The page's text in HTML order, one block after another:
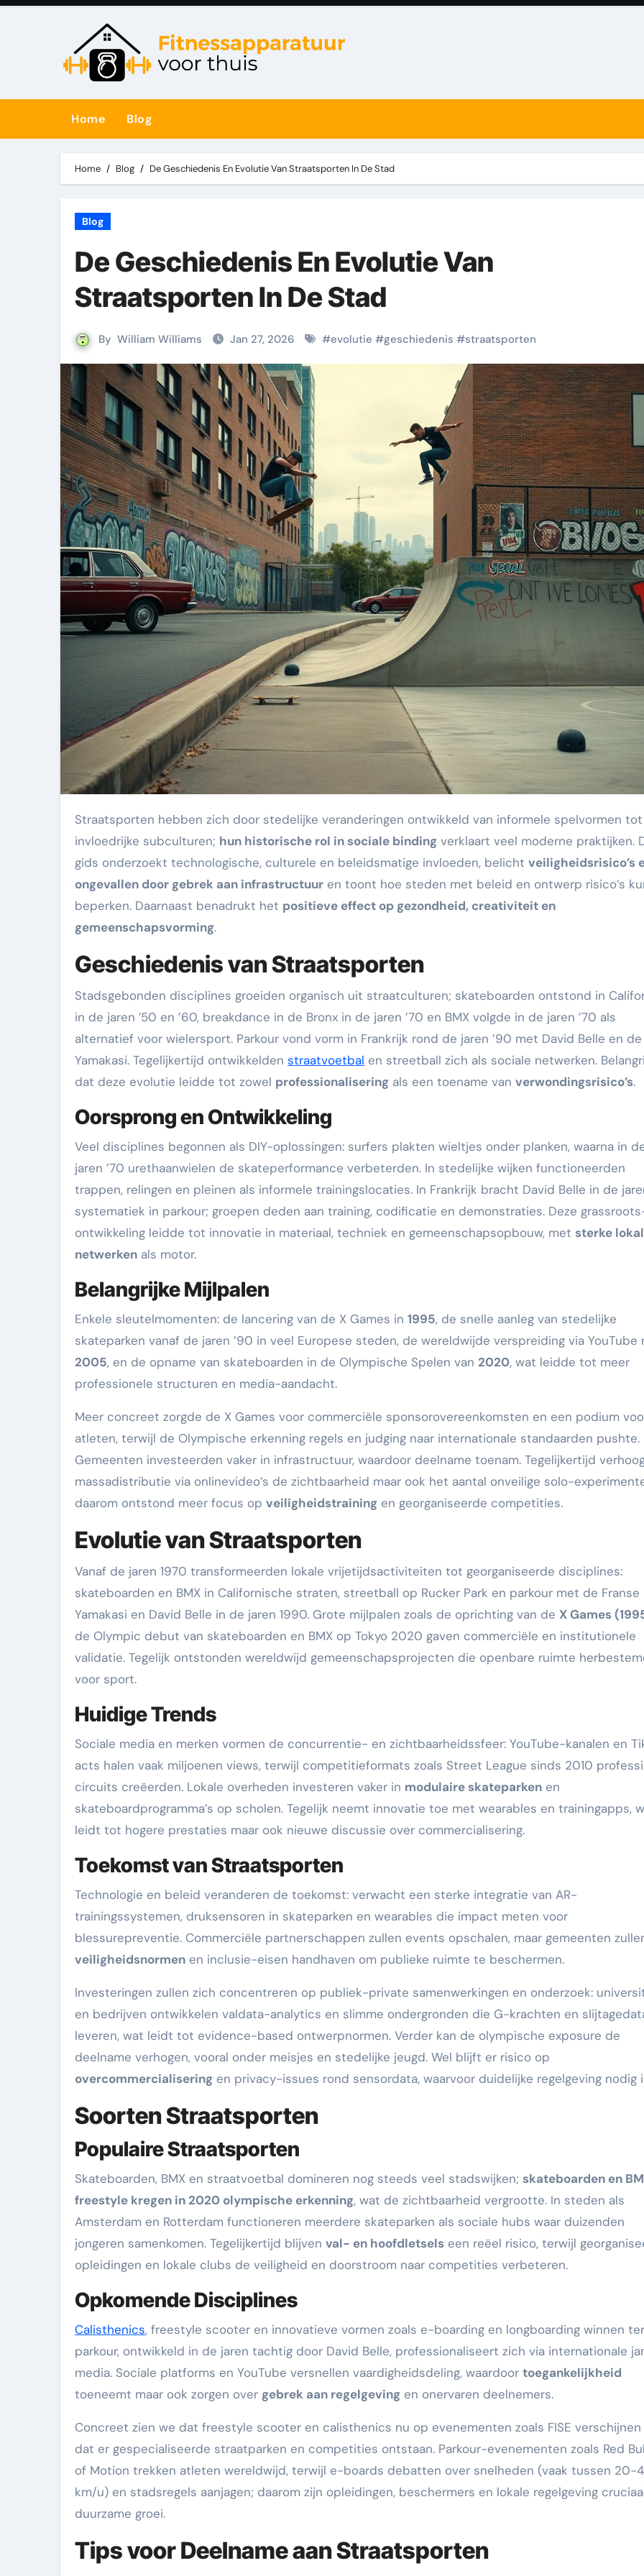
Skip
Home Blog
Home Blog De Geschiedenis En Evolutie VanStraatsporten In De Stad
Blog
De Geschiedenis En Evolutie Van
Straatsporten In De Stad
By William Williams Jan 27, 2026 #evolutie #geschiedenis #straatsporten
Straatsporten hebben zich door stedelijke veranderingen ontwikkeld van informele spelvormen tot
invloedrijke subculturen; hun historische rol in sociale binding verklaart veel moderne praktijken.
gids onderzoekt technologische, culturele en beleidsmatige invloeden, belicht veiligheidsrisico’s
ongevallen door gebrek aan infrastructuur en toont hoe steden met beleid en ontwerp risico’s
beperken. Daarnaast benadrukt het positieve effect op gezondheid, creativiteit en
gemeenschapsvorming.
Geschiedenis van Straatsporten
Stadsgebonden disciplines groeiden organisch uit straatculturen; skateboarden ontstond in
in de jaren ’50 en ’60, breakdance in de Bronx in de jaren ’70 en BMX volgde in de jaren ’70 als
alternatief voor wielersport. Parkour vond vorm in Frankrijk rond de jaren ’90 met David Belle en de
Yamakasi. Tegelijkertijd ontwikkelden straatvoetbal en streetball zich als sociale netwerken.
dat deze evolutie leidde tot zowel professionalisering als een toename van verwondingsrisico’s.
Oorsprong en Ontwikkeling
Veel disciplines begonnen als DIY-oplossingen: surfers plakten wieltjes onder planken, waarna in
jaren ’70 urethaanwielen de skateperformance verbeterden. In stedelijke wijken functioneerden
trappen, relingen en pleinen als informele trainingslocaties. In Frankrijk bracht David Belle in de
systematiek in parkour; groepen deden aan training, codificatie en demonstraties. Deze
ontwikkeling leidde tot innovatie in materiaal, techniek en gemeenschapsopbouw, met sterke
netwerken als motor.
Belangrijke Mijlpalen
Enkele sleutelmomenten: de lancering van de X Games in 1995, de snelle aanleg van stedelijke
skateparken vanaf de jaren ’90 in veel Europese steden, de wereldwijde verspreiding via YouTube
2005, en de opname van skateboarden in de Olympische Spelen van 2020, wat leidde tot meer
professionele structuren en media-aandacht.
Meer concreet zorgde de X Games voor commerciële sponsorovereenkomsten en een podium
atleten, terwijl de Olympische erkenning regels en judging naar internationale standaarden pushte.
Gemeenten investeerden vaker in infrastructuur, waardoor deelname toenam. Tegelijkertijd
massadistributie via onlinevideo’s de zichtbaarheid maar ook het aantal onveilige solo-
daarom ontstond meer focus op veiligheidstraining en georganiseerde competities.
Evolutie van Straatsporten
Vanaf de jaren 1970 transformeerden lokale vrijetijdsactiviteiten tot georganiseerde disciplines:
skateboarden en BMX in Californische straten, streetball op Rucker Park en parkour met de Franse
Yamakasi en David Belle in de jaren 1990. Grote mijlpalen zoals de oprichting van de X Games
de Olympic debut van skateboarden en BMX op Tokyo 2020 gaven commerciële en institutionele
validatie. Tegelijk ontstonden wereldwijd gemeenschapsprojecten die openbare ruimte
voor sport.
Huidige Trends
Sociale media en merken vormen de concurrentie- en zichtbaarheidssfeer: YouTube-kanalen en
acts halen vaak miljoenen views, terwijl competitieformats zoals Street League sinds 2010
circuits creëerden. Lokale overheden investeren vaker in modulaire skateparken en
skateboardprogramma’s op scholen. Tegelijk neemt innovatie toe met wearables en trainingapps,
leidt tot hogere prestaties maar ook nieuwe discussie over commercialisering.
Toekomst van Straatsporten
Technologie en beleid veranderen de toekomst: verwacht een sterke integratie van AR-
trainingssystemen, druksensoren in skateparken en wearables die impact meten voor
blessurepreventie. Commerciële partnerschappen zullen events opschalen, maar gemeenten
veiligheidsnormen en inclusie-eisen handhaven om publieke ruimte te beschermen.
Investeringen zullen zich concentreren op publiek-private samenwerkingen en onderzoek:
en bedrijven ontwikkelen valdata-analytics en slimme ondergronden die G-krachten en
leveren, wat leidt tot evidence-based ontwerpnormen. Verder kan de olympische exposure de
deelname verhogen, vooral onder meisjes en stedelijke jeugd. Wel blijft er risico op
overcommercialisering en privacy-issues rond sensordata, waarvoor duidelijke regelgeving nodig
Soorten Straatsporten
Populaire Straatsporten
Skateboarden, BMX en straatvoetbal domineren nog steeds veel stadswijken; skateboarden en
freestyle kregen in 2020 olympische erkenning, wat de zichtbaarheid vergrootte. In steden als
Amsterdam en Rotterdam functioneren meerdere skateparken als sociale hubs waar duizenden
jongeren samenkomen. Tegelijkertijd blijven val- en hoofdletsels een reëel risico, terwijl
opleidingen en lokale clubs de veiligheid en doorstroom naar competities verbeteren.
Opkomende Disciplines
Calisthenics, freestyle scooter en innovatieve vormen zoals e-boarding en longboarding winnen
parkour, ontwikkeld in de jaren tachtig door David Belle, professionaliseert zich via internationale
media. Sociale platforms en YouTube versnellen vaardigheidsdeling, waardoor toegankelijkheid
toeneemt maar ook zorgen over gebrek aan regelgeving en onervaren deelnemers.
Concreet zien we dat freestyle scooter en calisthenics nu op evenementen zoals FISE verschijnen
dat er gespecialiseerde straatparken en competities ontstaan. Parkour-evenementen zoals Red
of Motion trekken atleten wereldwijd, terwijl e-boards debatten over snelheden (vaak tussen 20-
km/u) en stadsregels aanjagen; daarom zijn opleidingen, beschermers en lokale regelgeving
duurzame groei.
Tips voor Deelname aan Straatsporten